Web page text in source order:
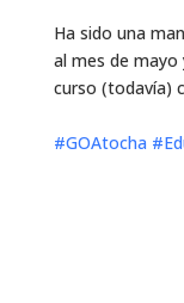
Ha sido una
al mes de
curso (todavía)
#GOAtocha